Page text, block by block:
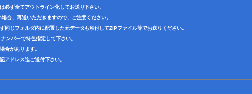
必ず全てアウトライン化してお送り下さい。
合、再送いただきますので、ご注意ください。
同じフォルダ内に配置した元データも添付してZIPファイル等でお送りください。
ンバーで特色指定して下さい。
合があります。
アドレス迄ご送付下さい。